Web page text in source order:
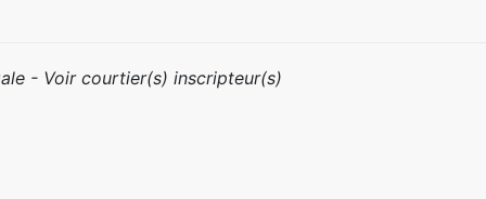
- Voir courtier(s) inscripteur(s)